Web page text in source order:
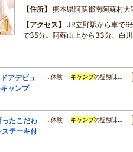
住所
熊本県阿蘇郡南阿蘇村大
アクセス
JR立野駅から車で6
で35分。阿蘇山上から33分、白
アデビュ
ャンプ
…体験 キャンプの醍醐味…
たこだわ
ステーキ付
…体験 キャンプの醍醐味…